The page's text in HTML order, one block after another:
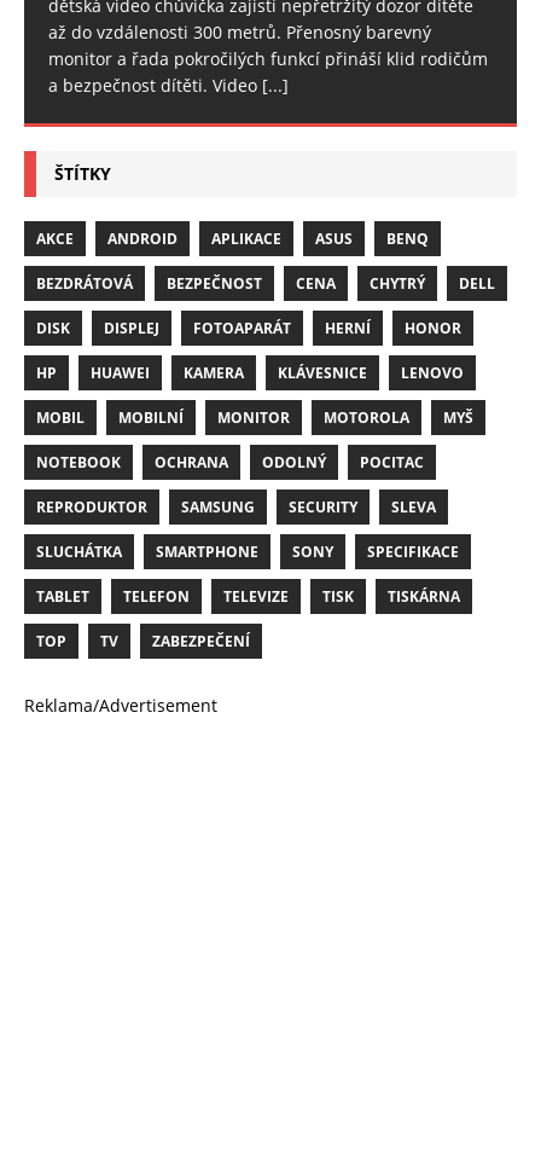
dětská video chůvička zajistí nepřetržitý dozor dítěte
až do vzdálenosti 300 metrů. Přenosný barevný
monitor a řada pokročilých funkcí přináší klid rodičům
a bezpečnost dítěti. Video [...]
ŠTÍTKY
AKCE ANDROID APLIKACE ASUS BENQ
BEZDRÁTOVÁ BEZPEČNOST CENA CHYTRÝ DELL
DISK DISPLEJ FOTOAPARÁT HERNÍ HONOR
HP HUAWEI KAMERA KLÁVESNICE LENOVO
MOBIL MOBILNÍ MONITOR MOTOROLA MYŠ
NOTEBOOK OCHRANA ODOLNÝ POCITAC
REPRODUKTOR SAMSUNG SECURITY SLEVA
SLUCHÁTKA SMARTPHONE SONY SPECIFIKACE
TABLET TELEFON TELEVIZE TISK TISKÁRNA
TOP TV ZABEZPEČENÍ
Reklama/Advertisement